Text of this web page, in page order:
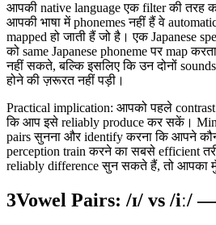
आपकी native language एक filter की तरह
आपकी भाषा में phonemes नहीं हैं वे
mapped हो जाती हैं जो है। एक Japanese
को same Japanese phoneme पर map
नहीं सकते, बल्कि इसलिए कि उन दोनों
होने की ज़रूरत नहीं पड़ी।
Practical implication: आपको पहले
कि आप इसे reliably produce कर सकें।
pairs सुनना और identify करना कि आपने
perception train करने का सबसे efficient
reliably difference सुन सकते हैं, तो आपका
3Vowel Pairs: /ɪ/ vs /iː/